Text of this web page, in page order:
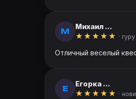
М
Михаил ...
★ ★ ★ ★ ★ · гуру
Отличный веселый
Е
Егорка ...
★ ★ ★ ★ ★ ·